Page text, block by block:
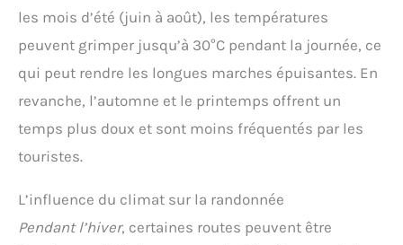
les mois d’été (juin à août), les températures
peuvent grimper jusqu’à 30°C pendant la journée, ce
qui peut rendre les longues marches épuisantes. En
revanche, l’automne et le printemps offrent un
temps plus doux et sont moins fréquentés par les
touristes.
L’influence du climat sur la randonnée
Pendant l’hiver, certaines routes peuvent être